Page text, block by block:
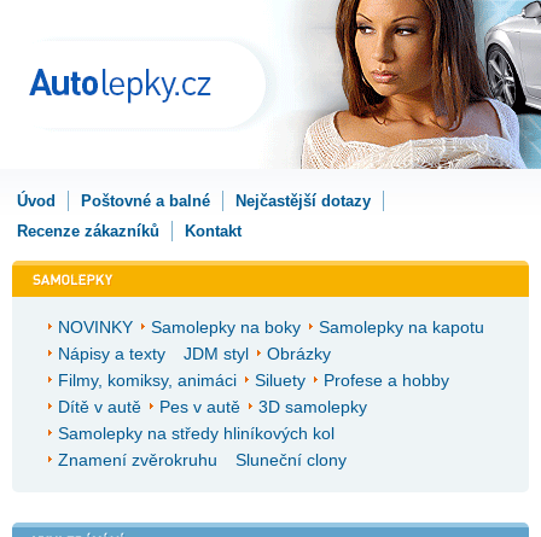
Úvod Poštovné a balné
Nejčastější dotazy
Recenze zákazníků
Kontakt
NOVINKY Samolepky na boky
Samolepky na kapotu
Nápisy a texty
JDM styl
Obrázky
Filmy, komiksy, animáci
Siluety
Profese a hobby
Dítě v autě
Pes v autě
3D samolepky
Samolepky na středy hliníkových kol
Znamení zvěrokruhu
Sluneční clony